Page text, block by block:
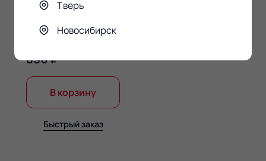
Конфеты Raffaello 150гр.
890 ₽
В корзину
Быстрый заказ
Тверь
Новосибирск